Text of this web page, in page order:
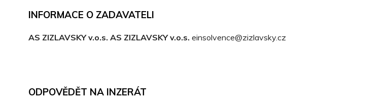
INFORMACE O ZADAVATELI
AS ZIZLAVSKY v.o.s. AS ZIZLAVSKY v.o.s. einsolvence@zizlavsky.cz
ODPOVĚDĚT NA INZERÁT